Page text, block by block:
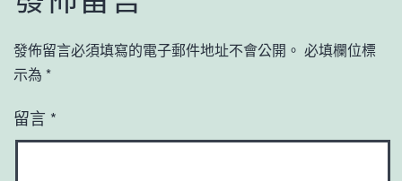
發佈留言必須填寫的電子郵件地址不會公開。 必填欄位標
示為 *
留言 *